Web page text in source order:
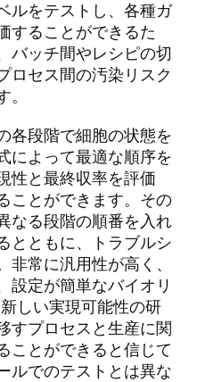
ルをテストし、各種ガ
することができるた
バッチ間やレシピの切
ロセス間の汚染リスク
各段階で細胞の状態を
によって最適な順序を
性と最終収率を評価
ことができます。その
なる段階の順番を入れ
とともに、トラブルシ
非常に汎用性が高く、
設定が簡単なバイオリ
しい実現可能性の研
すプロセスと生産に関
ことができると信じて
ルでのテストとは異な